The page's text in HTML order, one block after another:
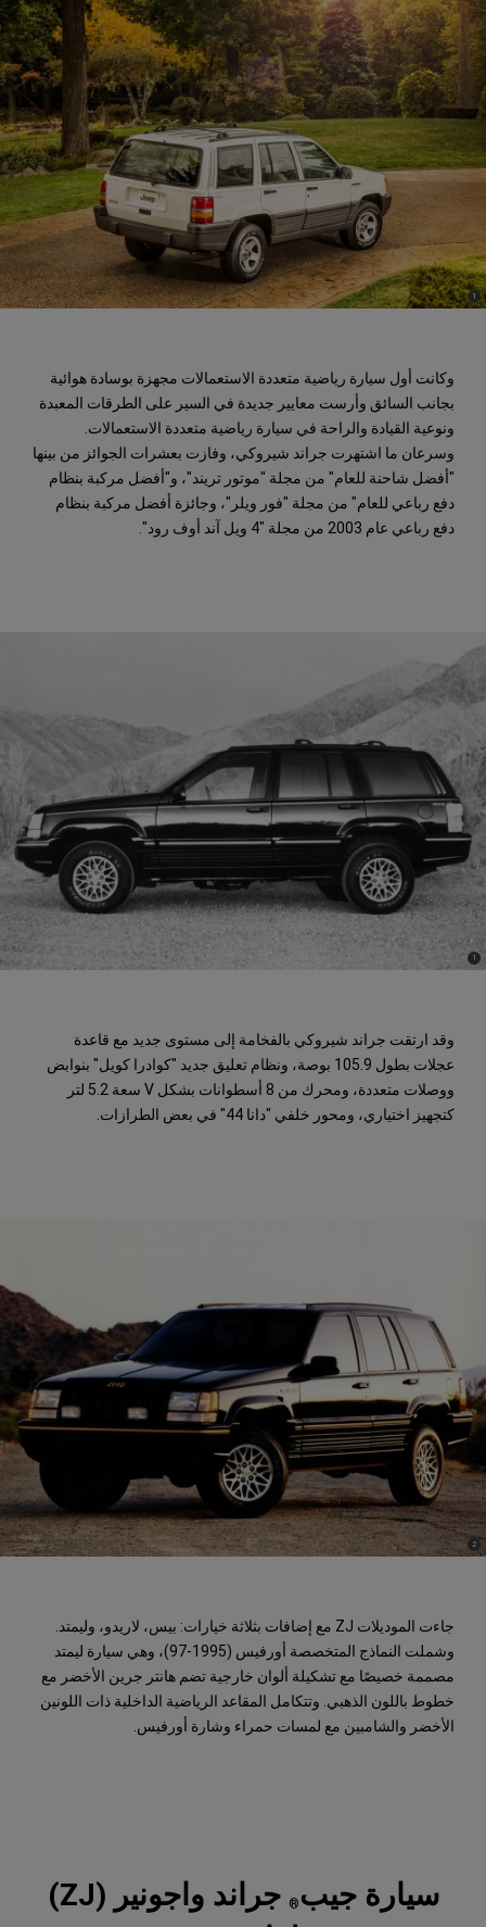
وكانت أول سيارة رياضية متعددة الاستعمالات مجهزة بوسادة هوائية
بجانب السائق وأرست معايير جديدة في السير على الطرقات المعبدة
ونوعية القيادة والراحة في سيارة رياضية متعددة الاستعمالات.
وسرعان ما اشتهرت جراند شيروكي، وفازت بعشرات الجوائز من بينها
"أفضل شاحنة للعام" من مجلة "موتور تريند"، و"أفضل مركبة بنظام
دفع رباعي للعام" من مجلة "فور ويلر"، وجائزة أفضل مركبة بنظام
دفع رباعي عام 2003 من مجلة "4 ويل آند أوف رود".
Disclosure
1
وقد ارتقت جراند شيروكي بالفخامة إلى مستوى جديد مع قاعدة
عجلات بطول 105.9 بوصة، ونظام تعليق جديد "كوادرا كويل" بنوابض
ووصلات متعددة، ومحرك من 8 أسطوانات بشكل V سعة 5.2 لتر
كتجهيز اختياري، ومحور خلفي "دانا 44" في بعض الطرازات.
Disclosure
1
جاءت الموديلات ZJ مع إضافات بثلاثة خيارات: بيس، لاريدو، وليمتد.
وشملت النماذج المتخصصة أورفيس (1995-97)، وهي سيارة ليمتد
مصممة خصيصًا مع تشكيلة ألوان خارجية تضم هانتر جرين الأخضر مع
خطوط باللون الذهبي. وتتكامل المقاعد الرياضية الداخلية ذات اللونين
الأخضر والشامبين مع لمسات حمراء وشارة أورفيس.
(
Disclosure
2
سيارة جيب®
جراند واجونير (ZJ)